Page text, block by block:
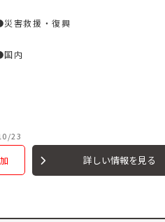
害救援・復興
内
23
詳しい情報を見る